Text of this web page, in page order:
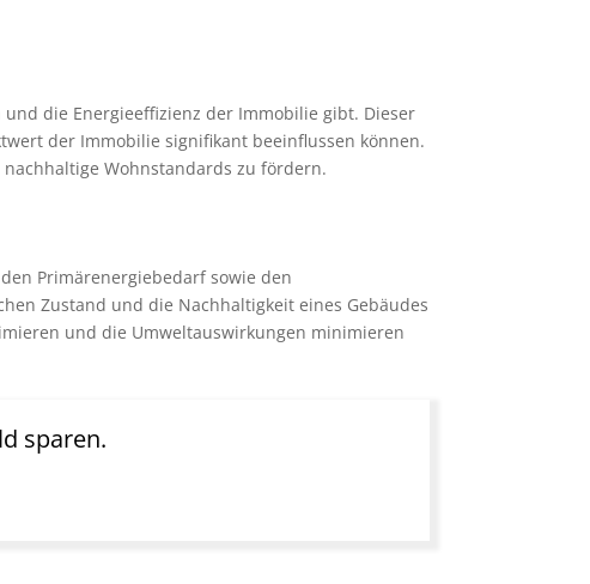
die Energieeffizienz der Immobilie gibt. Dieser
der Immobilie signifikant beeinflussen können.
Wohnstandards zu fördern.
Primärenergiebedarf sowie den
Zustand und die Nachhaltigkeit eines Gebäudes
und die Umweltauswirkungen minimieren
sparen.